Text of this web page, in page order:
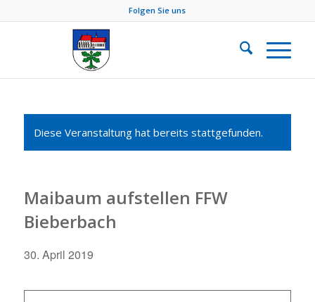
Folgen Sie uns
Diese Veranstaltung hat bereits stattgefunden.
Maibaum aufstellen FFW
Bieberbach
30. April 2019